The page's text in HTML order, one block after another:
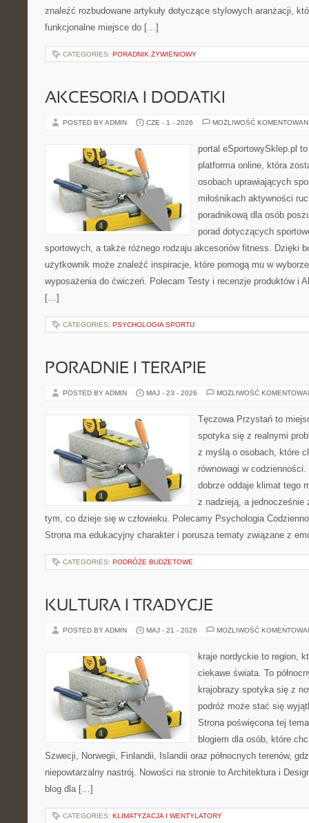
znaleźć rozbudowane artykuły dotyczące stylowych aranżacji,
funkcjonalne miejsce do […]
CATEGORIES: PORADNIK ŻYWIENIOWY
AKCESORIA I DODATKI
POSTED BY ADMIN CZE - 1 - 2026 MOŻLIWOŚĆ
portal eSportowySklep.pl
platforma online, która
osobach uprawiających
miłośnikach aktywności
poradnikową dla osób
porad dotyczących
sportowych, a także różnego rodzaju akcesoriów fitness. Dzięki
użytkownik może znaleźć inspiracje, które pomogą mu w
wyposażenia do ćwiczeń. Polecam Testy i recenzje produktów i
[…]
CATEGORIES: PSYCHOLOGIA SPORTU
PORADNIE I TERAPIE
POSTED BY ADMIN MAJ - 23 - 2026 MOŻLIWOŚĆ
Tęczowa Przystań to
spotyka się z realnymi
z myślą o osobach, które
równowagi w
dobrze oddaje klimat tego
z nadzieją, a jednocześnie
tym, co dzieje się w człowieku. Polecamy Psychologia
Strona ma edukacyjny charakter i porusza tematy związane z
CATEGORIES: PODRÓŻE BUDŻETOWE
KULTURA I TRADYCJE
POSTED BY ADMIN MAJ - 21 - 2026 MOŻLIWOŚĆ
kraje nordyckie to region,
ciekawe świata. To
krajobrazy spotyka się z
podróż może stać się
Strona poświęcona tej
blogiem dla osób, które
Szwecji, Norwegii, Finlandii, Islandii oraz północnych terenów,
niepowtarzalny nastrój. Nowości na stronie to Architektura i
blog dla […]
CATEGORIES: KLIMATYZACJA I WENTYLATORY